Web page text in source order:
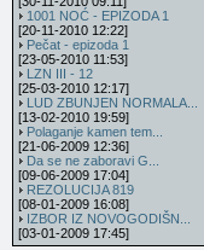
1001 NOĆ - EPIZODA 1
[20-11-2010 12:22]
Pečat - epizoda 1
[23-05-2010 11:53]
LZN III - 12
[25-03-2010 12:17]
LUD ZBUNJEN NORMALA...
[13-02-2010 19:59]
Polaganje kamen tem...
[21-06-2009 12:36]
Da se ne zaboravi G...
[09-06-2009 17:04]
REZOLUCIJA 819
[08-01-2009 16:08]
IZBOR IZ NOVOGODIŠN...
[03-01-2009 17:45]